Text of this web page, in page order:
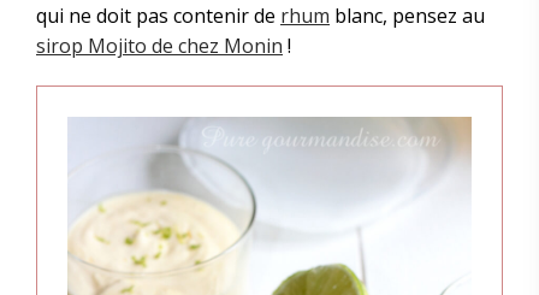
qui ne doit pas contenir de rhum blanc, pensez au
sirop Mojito de chez Monin !